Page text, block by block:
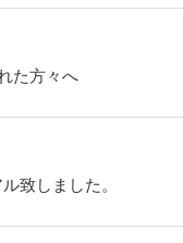
た方々へ
致しました。